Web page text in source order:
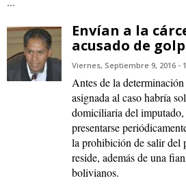
Envían a la
acusado de
Viernes, Septiembre 9, 2016 -
Antes de la
asignada al caso habría
domiciliaria del
presentarse
la prohibición de salir del
reside, además de una
bolivianos.